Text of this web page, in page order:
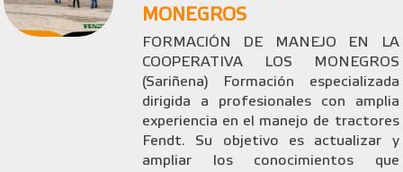
MONEGROS
FORMACIÓN DE MANEJO EN LA
COOPERATIVA LOS MONEGROS
(Sariñena) Formación especializada
dirigida a profesionales con amplia
experiencia en el manejo de tractores
Fendt. Su objetivo es actualizar y
ampliar los conocimientos que